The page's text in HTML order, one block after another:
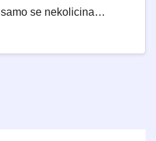
se nekolicina…